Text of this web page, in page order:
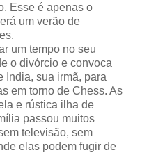
Esse é apenas o
um verão de
um tempo no seu
o divórcio e convoca
India, sua irmã, para
em torno de Chess. As
e rústica ilha de
passou muitos
televisão, sem
elas podem fugir de